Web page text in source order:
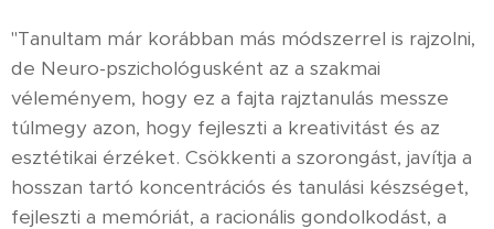
"Tanultam már korábban más módszerrel is rajzolni,
de Neuro-pszichológusként az a szakmai
véleményem, hogy ez a fajta rajztanulás messze
túlmegy azon, hogy fejleszti a kreativitást és az
esztétikai érzéket. Csökkenti a szorongást, javítja a
hosszan tartó koncentrációs és tanulási készséget,
fejleszti a memóriát, a racionális gondolkodást, a